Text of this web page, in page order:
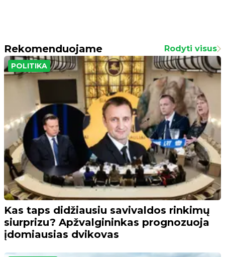
Rekomenduojame Rodyti visus
POLITIKA
Kas taps didžiausiu savivaldos rinkimų
siurprizu? Apžvalgininkas prognozuoja
įdomiausias dvikovas